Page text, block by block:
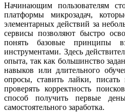
Начинающим пользователям
платформы микрозадач,
элементарных действий за
сервисы позволяют быстро
понять базовые принципы
инструментами. Здесь
опыта, так как большинство
навыков или длительного
опросы, ставить лайки, писать
проверять корректность
способ получить первые
самостоятельного заработка.